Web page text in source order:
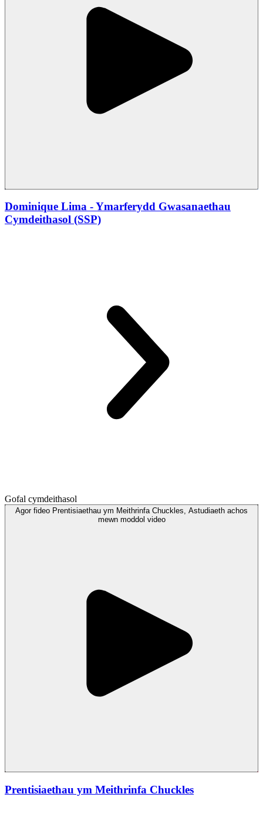
Dominique Lima - Ymarferydd Gwasanaethau
Cymdeithasol (SSP)
Gofal cymdeithasol
Agor fideo Prentisiaethau ym Meithrinfa Chuckles, Astudiaeth achos
mewn moddol video
Prentisiaethau ym Meithrinfa Chuckles